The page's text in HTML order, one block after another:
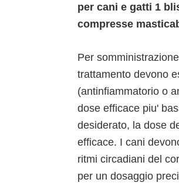
per cani e gatti 1
compresse
Per
trattamento devono
(antinfiammatorio o
dose efficace piu'
desiderato, la dose
efficace. I cani
ritmi circadiani del
per un dosaggio